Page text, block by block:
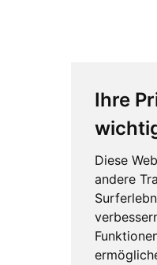
Ihre
Diese
andere